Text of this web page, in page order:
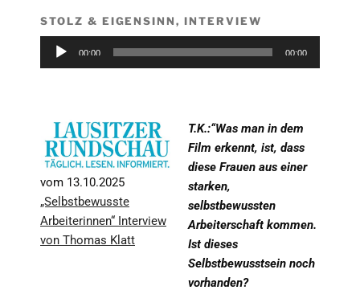
STOLZ & EIGENSINN, INTERVIEW
Audio-
00:00 00:00
vom 13.10.2025
„Selbstbewusste
Arbeiterinnen“ Interview
von Thomas Klatt
T.K.:“Was man in dem
Film erkennt, ist, dass
diese Frauen aus einer
starken,
selbstbewussten
Arbeiterschaft kommen.
Ist dieses
Selbstbewusstsein noch
vorhanden?